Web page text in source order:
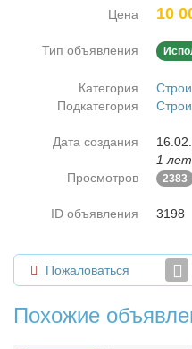
Цена 10
Тип объявления
Категория
Подкатегория
Дата создания
1
Просмотров
2383
ID объявления 3198
Пожаловаться
Похожие